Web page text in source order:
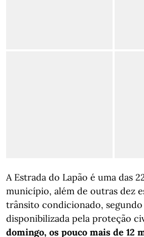
A Estrada do Lapão é uma das
município, além de outras dez
trânsito condicionado,
disponibilizada pela proteção
domingo, os pouco mais de 12